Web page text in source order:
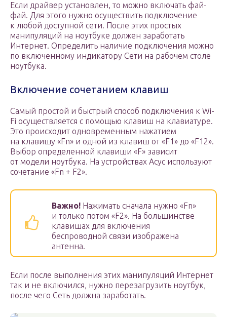
Если драйвер установлен, то можно включать фай-
фай. Для этого нужно осуществить подключение
к любой доступной сети. После этих простых
манипуляций на ноутбуке должен заработать
Интернет. Определить наличие подключения можно
по включенному индикатору Сети на рабочем столе
ноутбука.
Включение сочетанием клавиш
Самый простой и быстрый способ подключения к Wi-
Fi осуществляется с помощью клавиш на клавиатуре.
Это происходит одновременным нажатием
на клавишу «Fn» и одной из клавиш от «F1» до «F12».
Выбор определенной клавиши «F» зависит
от модели ноутбука. На устройствах Асус используют
сочетание «Fn + F2».
Важно! Нажимать сначала нужно «Fn»
и только потом «F2». На большинстве
клавишах для включения
беспроводной связи изображена
антенна.
Если после выполнения этих манипуляций Интернет
так и не включился, нужно перезагрузить ноутбук,
после чего Сеть должна заработать.